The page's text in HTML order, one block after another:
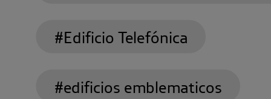
#Edificio Telefónica
#edificios emblematicos